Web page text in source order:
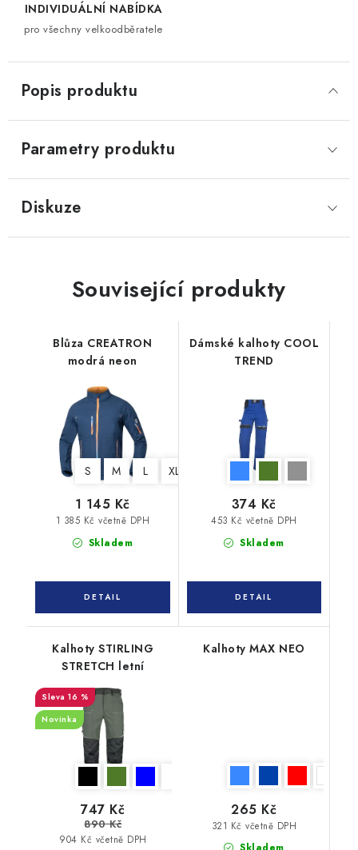
INDIVIDUÁLNÍ NABÍDKA
pro všechny velkoodběratele
Popis produktu
Parametry produktu
Diskuze
Související produkty
Blůza CREATRON
modrá neon
S M L XL
Skladem
1 385 Kč včetně DPH
1 145 Kč
Dámské kalhoty COOL
TREND
Skladem
453 Kč včetně DPH
374 Kč
Kalhoty STIRLING
STRETCH letní
16 %
Novinka
904 Kč včetně DPH
747 Kč
890 Kč
Kalhoty MAX NEO
321 Kč včetně DPH
265 Kč